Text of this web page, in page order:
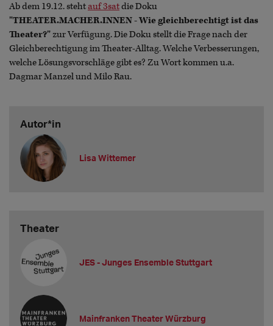
Ab dem 19.12. stehtauf 3satdie Doku
"THEATER.MACHER.INNEN - Wie gleichberechtigt ist das
Theater?"zur Verfügung. Die Doku stellt die Frage nach der
Gleichberechtigung im Theater-Alltag. Welche Verbesserungen,
welche Lösungsvorschläge gibt es? Zu Wort kommen u.a.
Dagmar Manzel und Milo Rau.
Autor*in
Lisa Wittemer
Theater
JES - Junges Ensemble Stuttgart
Mainfranken Theater Würzburg